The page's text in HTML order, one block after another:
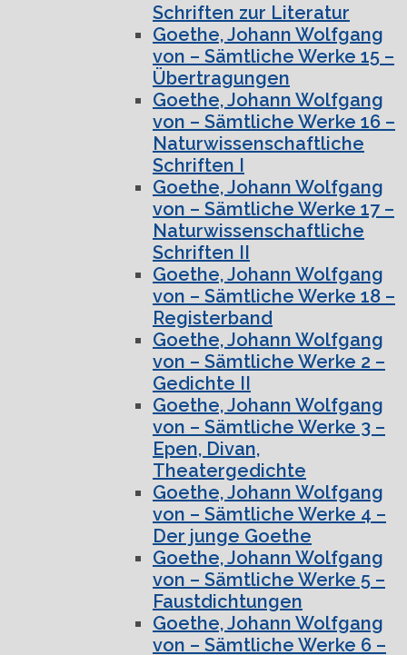
Schriften zur Literatur
Goethe, Johann Wolfgang
von – Sämtliche Werke 15 –
Übertragungen
Goethe, Johann Wolfgang
von – Sämtliche Werke 16 –
Naturwissenschaftliche
Schriften I
Goethe, Johann Wolfgang
von – Sämtliche Werke 17 –
Naturwissenschaftliche
Schriften II
Goethe, Johann Wolfgang
von – Sämtliche Werke 18 –
Registerband
Goethe, Johann Wolfgang
von – Sämtliche Werke 2 –
Gedichte II
Goethe, Johann Wolfgang
von – Sämtliche Werke 3 –
Epen, Divan,
Theatergedichte
Goethe, Johann Wolfgang
von – Sämtliche Werke 4 –
Der junge Goethe
Goethe, Johann Wolfgang
von – Sämtliche Werke 5 –
Faustdichtungen
Goethe, Johann Wolfgang
von – Sämtliche Werke 6 –